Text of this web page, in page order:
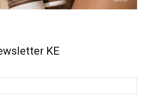
KE